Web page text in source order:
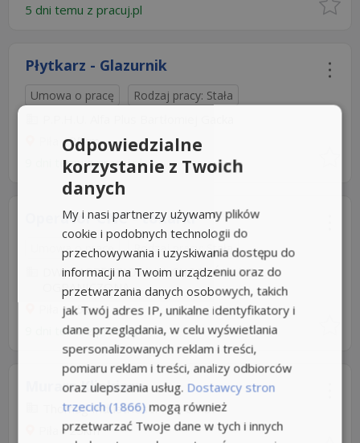
5 dni temu z pracuj.pl
Płytkarz - Glazurnik
Umowa o pracę Rodzaj pracy: Stała
+25km
9 dni temu zpracuj.pl
Operator CNC - tokarki
Umowa o pracę Rodzaj pracy: Stała
DWJ NARZĘDZIOWNIA CNC SPÓŁKA Z
OGRANICZONĄ...
+25km
9 dni temu zpracuj.pl
Murarz Klinkieru
Thomag Industrieservice GmbH
+25km
Odpowiedzialne
korzystanie z Twoich
danych
My i nasi partnerzy używamy plików
cookie i podobnych technologii do
przechowywania i uzyskiwania dostępu do
informacji na Twoim urządzeniu oraz do
przetwarzania danych osobowych, takich
jak Twój adres IP, unikalne identyfikatory i
dane przeglądania, w celu wyświetlania
spersonalizowanych reklam i treści,
pomiaru reklam i treści, analizy odbiorców
oraz ulepszania usług. Dostawcy stron
trzecich (1866) mogą również
przetwarzać Twoje dane w tych i innych